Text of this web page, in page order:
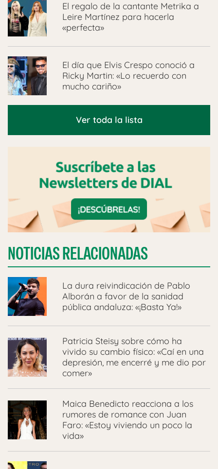
El regalo de la cantante Metrika a
Leire Martínez para hacerla
«perfecta»
El día que Elvis Crespo conoció a
Ricky Martin: «Lo recuerdo con
mucho cariño»
Ver toda la lista
NOTICIAS RELACIONADAS
La dura reivindicación de Pablo
Alborán a favor de la sanidad
pública andaluza: «¡Basta Ya!»
Patricia Steisy sobre cómo ha
vivido su cambio físico: «Caí en una
depresión, me encerré y me dio por
comer»
Maica Benedicto reacciona a los
rumores de romance con Juan
Faro: «Estoy viviendo un poco la
vida»